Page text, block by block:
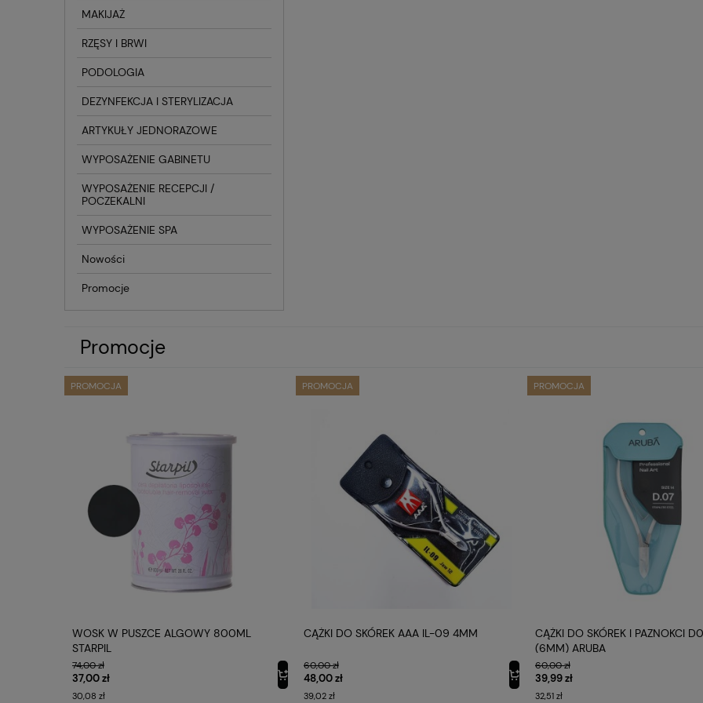
MAKIJAŻ
RZĘSY I BRWI
PODOLOGIA
DEZYNFEKCJA I STERYLIZACJA
ARTYKUŁY JEDNORAZOWE
WYPOSAŻENIE GABINETU
WYPOSAŻENIE RECEPCJI /
POCZEKALNI
WYPOSAŻENIE SPA
Nowości
Promocje
Promocje
PROMOCJA
WOSK W PUSZCE ALGOWY 800ML
STARPIL
74,00 zł
37,00 zł
30,08 zł
PROMOCJA
CĄŻKI DO SKÓREK AAA IL-09 4MM
60,00 zł
48,00 zł
39,02 zł
PROMOCJA
CĄŻKI DO SKÓREK I PAZNOKCI
(6MM) ARUBA
60,00 zł
39,99 zł
32,51 zł